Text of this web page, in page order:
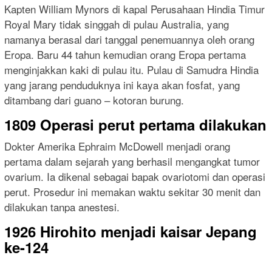
Kapten William Mynors di kapal Perusahaan Hindia Timur
Royal Mary tidak singgah di pulau Australia, yang
namanya berasal dari tanggal penemuannya oleh orang
Eropa. Baru 44 tahun kemudian orang Eropa pertama
menginjakkan kaki di pulau itu. Pulau di Samudra Hindia
yang jarang penduduknya ini kaya akan fosfat, yang
ditambang dari guano – kotoran burung.
1809 Operasi perut pertama dilakukan
Dokter Amerika Ephraim McDowell menjadi orang
pertama dalam sejarah yang berhasil mengangkat tumor
ovarium. Ia dikenal sebagai bapak ovariotomi dan operasi
perut. Prosedur ini memakan waktu sekitar 30 menit dan
dilakukan tanpa anestesi.
1926 Hirohito menjadi kaisar Jepang
ke-124